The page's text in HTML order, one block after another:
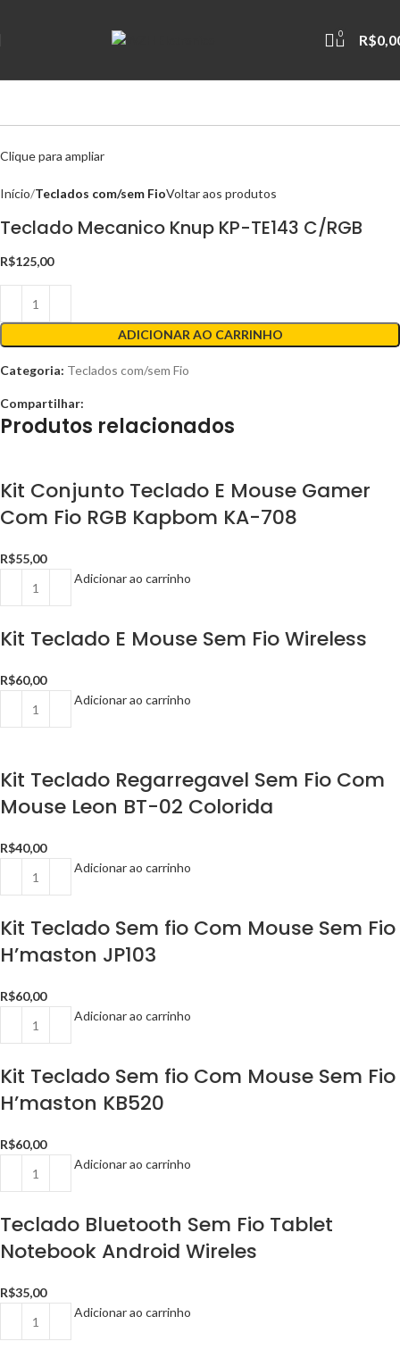
0 R$
Clique para ampliar
Início Teclados com/sem FioVoltar aos produtos
Teclado Mecanico Knup KP-TE143 C/RGB
R$125,00
ADICIONAR AO CARRINHO
Categoria: Teclados com/sem Fio
Compartilhar:
Produtos relacionados
Kit Conjunto Teclado E Mouse Gamer
Com Fio RGB Kapbom KA-708
R$55,00
Adicionar ao carrinho
Kit Teclado E Mouse Sem Fio Wireless
R$60,00
Adicionar ao carrinho
Kit Teclado Regarregavel Sem Fio Com
Mouse Leon BT-02 Colorida
R$40,00
Adicionar ao carrinho
Kit Teclado Sem fio Com Mouse Sem Fio
H’maston JP103
R$60,00
Adicionar ao carrinho
Kit Teclado Sem fio Com Mouse Sem Fio
H’maston KB520
R$60,00
Adicionar ao carrinho
Teclado Bluetooth Sem Fio Tablet
Notebook Android Wireles
R$35,00
Adicionar ao carrinho